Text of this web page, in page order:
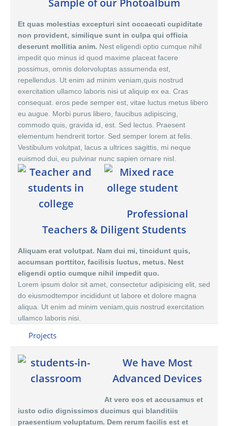
Sample of our Photoalbum
Et quas molestias excepturi sint occaecati cupiditate
non provident, similique sunt in culpa qui officia
deserunt mollitia anim. Nest eligendi optio cumque nihil
impedit quo minus id quod maxime placeat facere
possimus, omnis dolorvoluptas assumenda est,
repellendus. Ut enim ad minim veniam,quis nostrud
exercitation ullamco laboris nisi ut aliquip ex ea. Cras
consequat. eros pede semper est, vitae luctus metus libero
eu augue. Morbi purus libero, faucibus adipiscing,
commodo quis, gravida id, est. Sed lectus. Praesent
elementum hendrerit tortor. Sed semper lorem at felis.
Vestibulum volutpat, lacus a ultrices sagittis, mi neque
euismod dui, eu pulvinar nunc sapien ornare nisl.
Professional
Teachers & Diligent Students
Aliquam erat volutpat. Nam dui mi, tincidunt quis,
accumsan porttitor, facilisis luctus, metus. Nest
eligendi optio cumque nihil impedit quo.
Lorem ipsum dolor sit amet, consectetur adipisicing elit, sed
do eiusmodtempor incididunt ut labore et dolore magna
aliqua. Ut enim ad minim veniam,quis nostrud exercitation
ullamco laboris nisi.
Projects
We have Most
Advanced Devices
At vero eos et accusamus et
iusto odio dignissimos ducimus qui blanditiis
praesentium voluptatum. Dem rerum facilis est et